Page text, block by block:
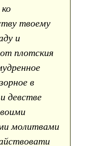
твоему
и
плотския
в
девстве
молитвами